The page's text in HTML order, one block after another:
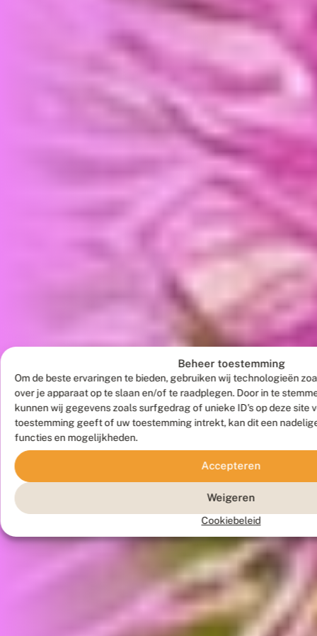
Beheer toestemming
Om de beste ervaringen te bieden, gebruiken wij technologieën
over je apparaat op te slaan en/of te raadplegen. Door in te
kunnen wij gegevens zoals surfgedrag of unieke ID's op deze site
toestemming geeft of uw toestemming intrekt, kan dit een
functies en mogelijkheden.
Accepteren
Weigeren
Cookiebeleid